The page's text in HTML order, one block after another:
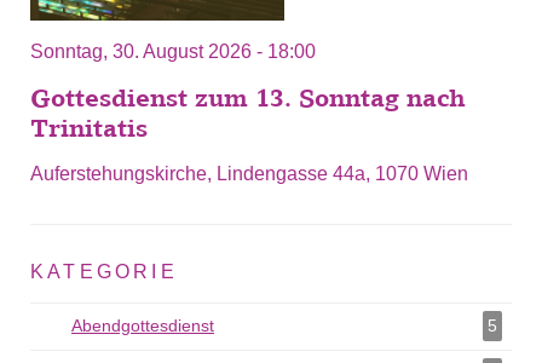
Sonntag, 30. August 2026 - 18:00
Gottesdienst zum 13. Sonntag nach
Trinitatis
Auferstehungskirche, Lindengasse 44a, 1070 Wien
KATEGORIE
Abendgottesdienst 5
Abendgottesdienst als Filter hinzufügen